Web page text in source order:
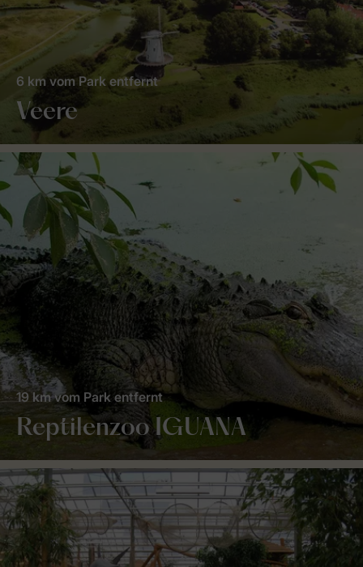
Veere
6 km vom Park entfernt
Reptilenzoo IGUANA
19 km vom Park entfernt